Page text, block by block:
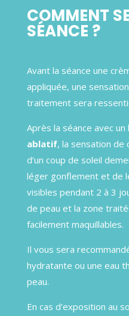
COMMENT
SÉANCE ?
Avant la séance une
appliquée, une
traitement sera
Après la séance avec
ablatif, la sensation de
d’un coup de soleil
léger gonflement et de
visibles pendant 2 à 3
de peau et la zone
facilement maquillables.
Il vous sera
hydratante ou une eau
peau.
En cas d’exposition au